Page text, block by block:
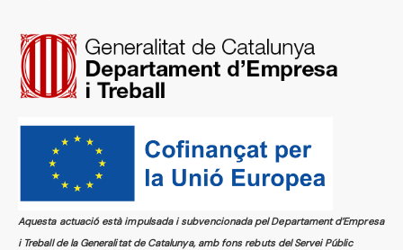
Aquesta actuació està impulsada i subvencionada pel Departament d’Empresa
i Treball de la Generalitat de Catalunya, amb fons rebuts del Servei Públic